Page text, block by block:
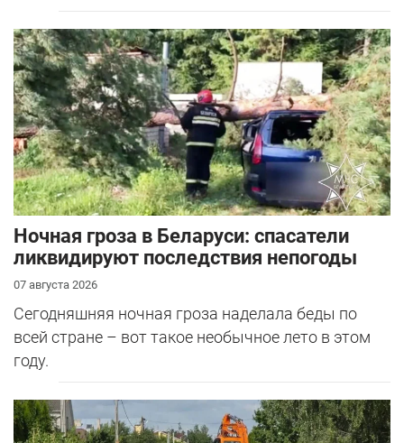
Ночная гроза в Беларуси: спасатели
ликвидируют последствия непогоды
07 августа 2026
Сегодняшняя ночная гроза наделала беды по
всей стране – вот такое необычное лето в этом
году.